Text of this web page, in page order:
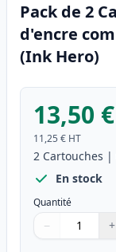
Pack de 2
d'encre
(Ink Hero)
13,50 €
11,25 € HT
2 Cartouches |
En stock
Quantité
Quantité
Utilisez les
− +
Quantité